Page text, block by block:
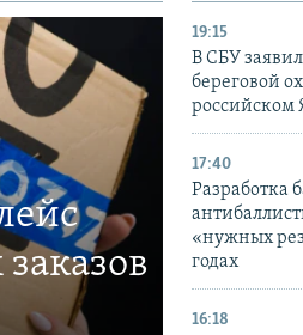
19:15
В СБУ
береговой
российском
17:40
Разработка
«нужных
годах
16:18